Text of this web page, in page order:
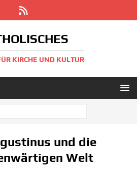
KIRCHE UND KULTUR
und die
Welt